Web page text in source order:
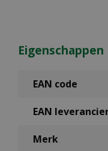
Eigenschappen
EAN code
EAN
Merk